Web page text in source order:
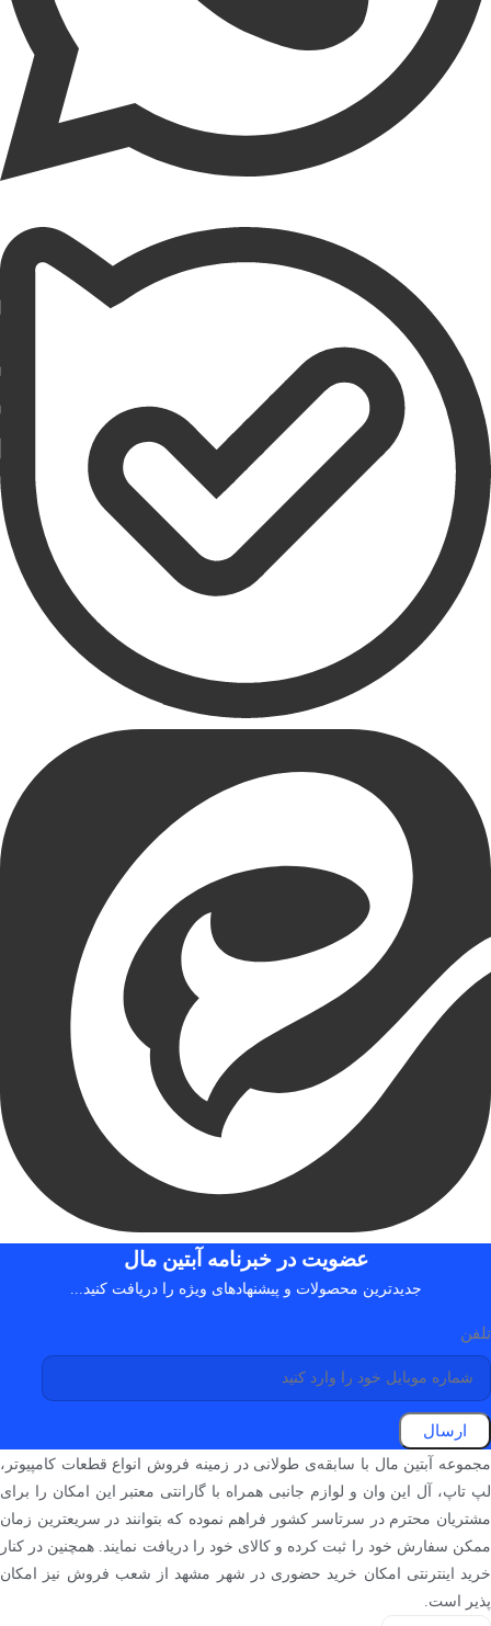
عضویت در خبرنامه آبتین مال
جدیدترین محصولات و پیشنهادهای ویژه را دریافت کنید...
تلفن
ارسال
مجموعه آبتین مال با سابقه‌ی طولانی در زمینه فروش انواع قطعات کامپیوتر،
لپ تاپ، آل این وان و لوازم جانبی همراه با گارانتی معتبر این امکان را برای
مشتریان محترم در سرتاسر کشور فراهم نموده که بتوانند در سریعترین زمان
ممکن سفارش خود را ثبت کرده و کالای خود را دریافت نمایند. همچنین در کنار
خرید اینترنتی امکان خرید حضوری در شهر مشهد از شعب فروش نیز امکان
پذیر است.